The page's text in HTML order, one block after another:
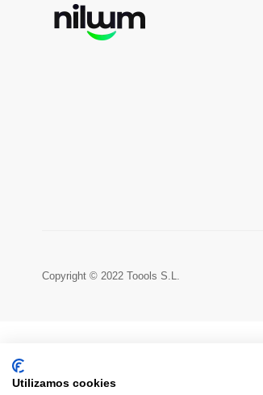
Copyright © 2022 Toools S.L.
Utilizamos cookies